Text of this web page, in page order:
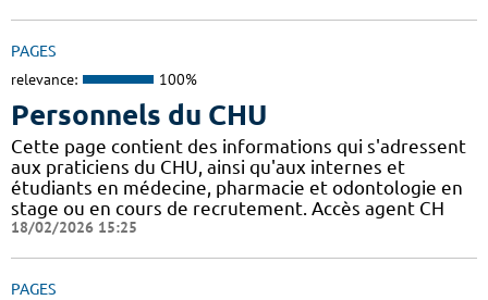
PAGES
relevance: 100%
Personnels du CHU
Cette page contient des informations qui s'adressent
aux praticiens du CHU, ainsi qu'aux internes et
étudiants en médecine, pharmacie et odontologie en
stage ou en cours de recrutement. Accès agent CH
18/02/2026 15:25
PAGES